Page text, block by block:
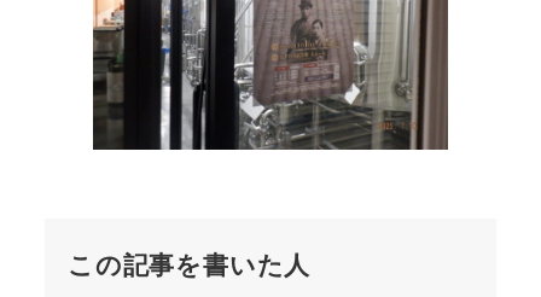
この記事を書いた人